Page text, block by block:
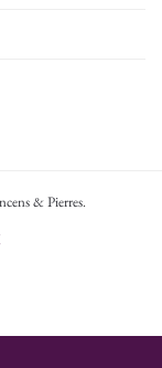
& Pierres.